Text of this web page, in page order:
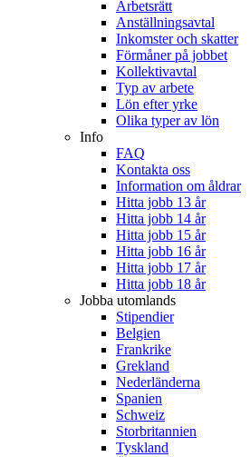
Arbetsrätt
Anställningsavtal
Inkomster och skatter
Förmåner på jobbet
Kollektivavtal
Typ av arbete
Lön efter yrke
Olika typer av lön
Info
FAQ
Kontakta oss
Information om åldrar
Hitta jobb 13 år
Hitta jobb 14 år
Hitta jobb 15 år
Hitta jobb 16 år
Hitta jobb 17 år
Hitta jobb 18 år
Jobba utomlands
Stipendier
Belgien
Frankrike
Grekland
Nederländerna
Spanien
Schweiz
Storbritannien
Tyskland